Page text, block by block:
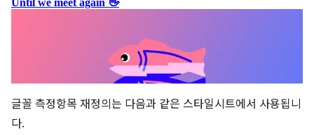
글꼴 측정항목 재정의는 다음과 같은 스타일시트에서 사용됩니
다.